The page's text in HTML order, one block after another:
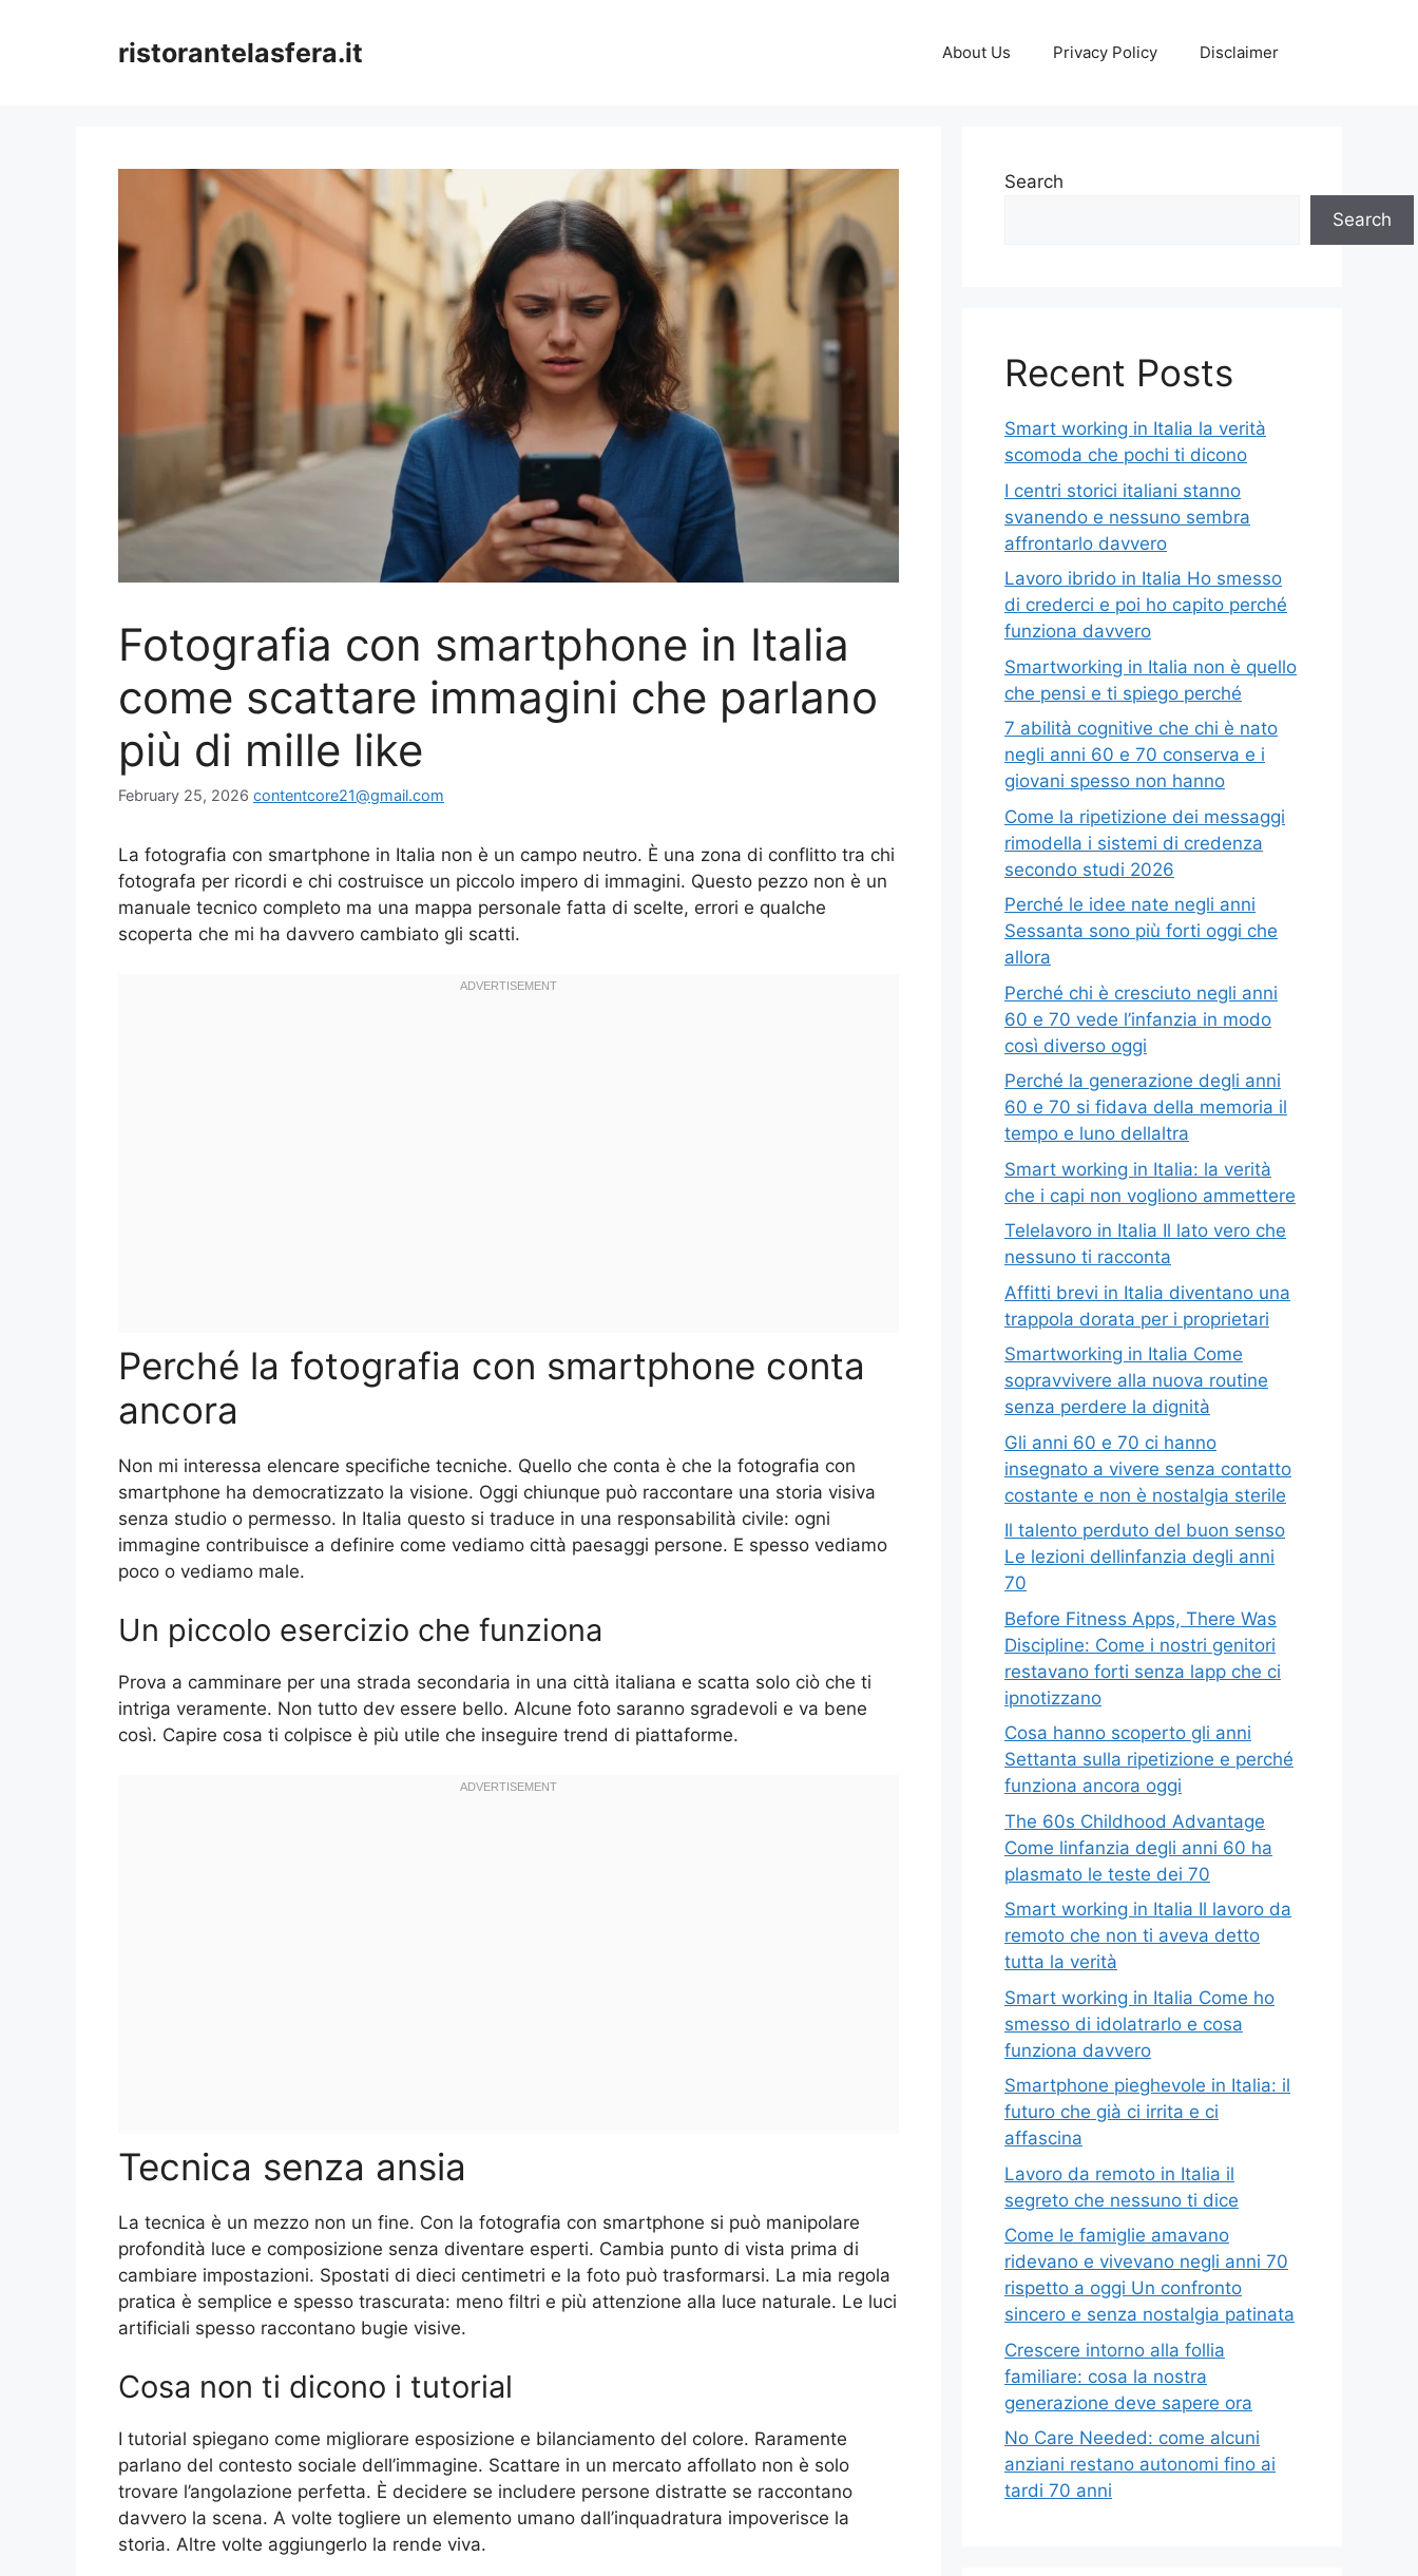
ristorantelasfera.it About Us Privacy Policy Disclaimer
Fotografia con smartphone in Italia
come scattare immagini che parlano
più di mille like
February 25, 2026 contentcore21@gmail.com
La fotografia con smartphone in Italia non è un campo neutro. È una zona di conflitto tra chi
fotografa per ricordi e chi costruisce un piccolo impero di immagini. Questo pezzo non è un
manuale tecnico completo ma una mappa personale fatta di scelte, errori e qualche
scoperta che mi ha davvero cambiato gli scatti.
Perché la fotografia con smartphone conta
ancora
Non mi interessa elencare specifiche tecniche. Quello che conta è che la fotografia con
smartphone ha democratizzato la visione. Oggi chiunque può raccontare una storia visiva
senza studio o permesso. In Italia questo si traduce in una responsabilità civile: ogni
immagine contribuisce a definire come vediamo città paesaggi persone. E spesso vediamo
poco o vediamo male.
Un piccolo esercizio che funziona
Prova a camminare per una strada secondaria in una città italiana e scatta solo ciò che ti
intriga veramente. Non tutto dev essere bello. Alcune foto saranno sgradevoli e va bene
così. Capire cosa ti colpisce è più utile che inseguire trend di piattaforme.
Tecnica senza ansia
La tecnica è un mezzo non un fine. Con la fotografia con smartphone si può manipolare
profondità luce e composizione senza diventare esperti. Cambia punto di vista prima di
cambiare impostazioni. Spostati di dieci centimetri e la foto può trasformarsi. La mia regola
pratica è semplice e spesso trascurata: meno filtri e più attenzione alla luce naturale. Le luci
artificiali spesso raccontano bugie visive.
Cosa non ti dicono i tutorial
I tutorial spiegano come migliorare esposizione e bilanciamento del colore. Raramente
parlano del contesto sociale dell’immagine. Scattare in un mercato affollato non è solo
trovare l’angolazione perfetta. È decidere se includere persone distratte se raccontano
davvero la scena. A volte togliere un elemento umano dall’inquadratura impoverisce la
storia. Altre volte aggiungerlo la rende viva.
Search
Search
Recent Posts
Smart working in Italia la verità
scomoda che pochi ti dicono
I centri storici italiani stanno
svanendo e nessuno sembra
affrontarlo davvero
Lavoro ibrido in Italia Ho smesso
di crederci e poi ho capito perché
funziona davvero
Smartworking in Italia non è quello
che pensi e ti spiego perché
7 abilità cognitive che chi è nato
negli anni 60 e 70 conserva e i
giovani spesso non hanno
Come la ripetizione dei messaggi
rimodella i sistemi di credenza
secondo studi 2026
Perché le idee nate negli anni
Sessanta sono più forti oggi che
allora
Perché chi è cresciuto negli anni
60 e 70 vede l’infanzia in modo
così diverso oggi
Perché la generazione degli anni
60 e 70 si fidava della memoria il
tempo e luno dellaltra
Smart working in Italia: la verità
che i capi non vogliono ammettere
Telelavoro in Italia Il lato vero che
nessuno ti racconta
Affitti brevi in Italia diventano una
trappola dorata per i proprietari
Smartworking in Italia Come
sopravvivere alla nuova routine
senza perdere la dignità
Gli anni 60 e 70 ci hanno
insegnato a vivere senza contatto
costante e non è nostalgia sterile
Il talento perduto del buon senso
Le lezioni dellinfanzia degli anni
70
Before Fitness Apps, There Was
Discipline: Come i nostri genitori
restavano forti senza lapp che ci
ipnotizzano
Cosa hanno scoperto gli anni
Settanta sulla ripetizione e perché
funziona ancora oggi
The 60s Childhood Advantage
Come linfanzia degli anni 60 ha
plasmato le teste dei 70
Smart working in Italia Il lavoro da
remoto che non ti aveva detto
tutta la verità
Smart working in Italia Come ho
smesso di idolatrarlo e cosa
funziona davvero
Smartphone pieghevole in Italia: il
futuro che già ci irrita e ci
affascina
Lavoro da remoto in Italia il
segreto che nessuno ti dice
Come le famiglie amavano
ridevano e vivevano negli anni 70
rispetto a oggi Un confronto
sincero e senza nostalgia patinata
Crescere intorno alla follia
familiare: cosa la nostra
generazione deve sapere ora
No Care Needed: come alcuni
anziani restano autonomi fino ai
tardi 70 anni